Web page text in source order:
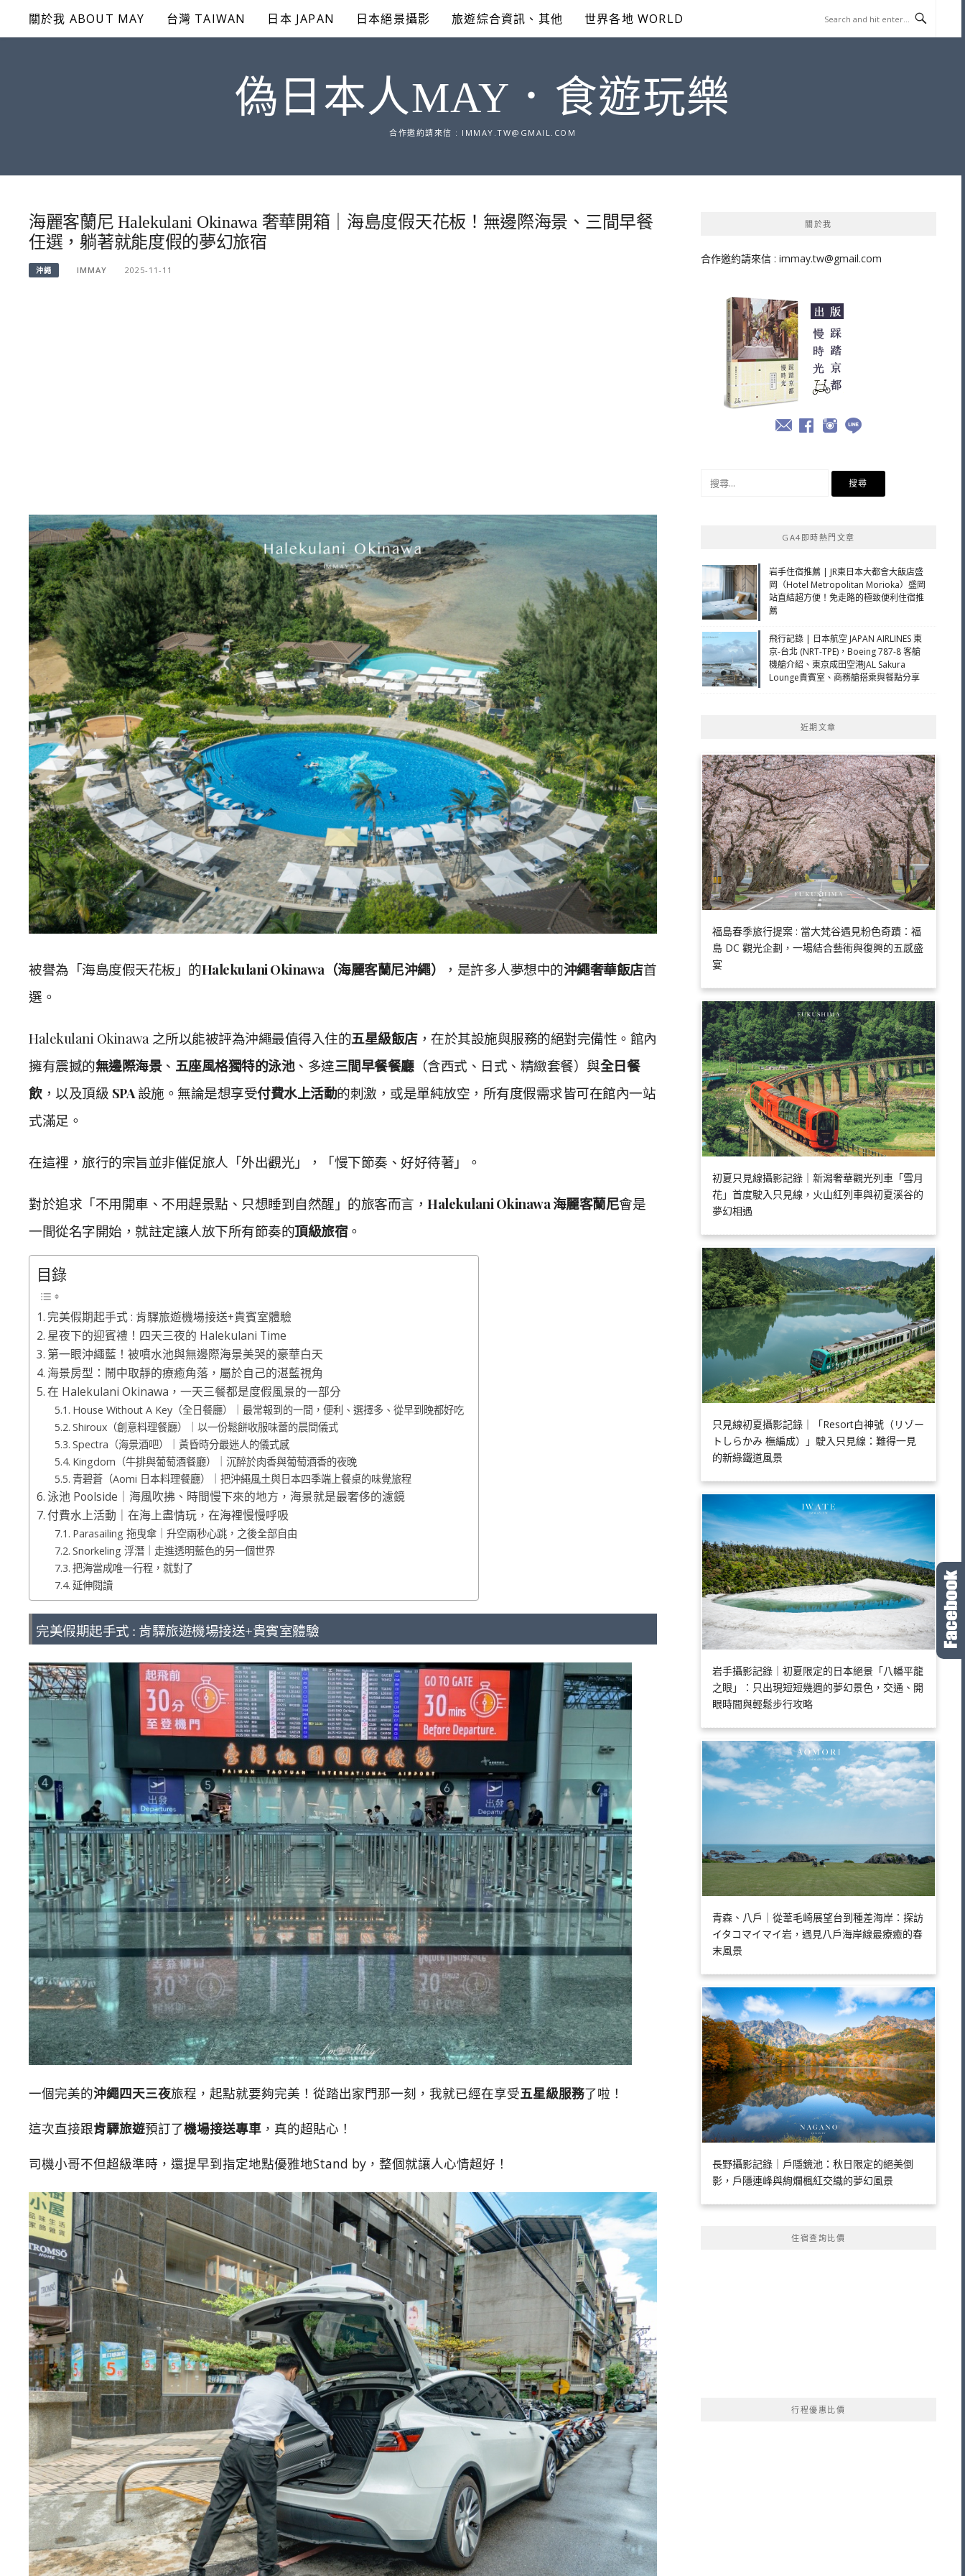
content
關於我 ABOUT MAY 台灣 TAIWAN 日本 JAPAN 日本絕景攝影 旅遊綜合資訊、其他 世界各地 WORLD
偽日本人MAY．食遊玩樂
合作邀約請來信 : IMMAY.TW@GMAIL.COM
海麗客蘭尼 Halekulani Okinawa 奢華開箱｜海島度假天花板！無邊際海景、三間早餐
任選，躺著就能度假的夢幻旅宿
沖繩 IMMAY 2025-11-11
被譽為「海島度假天花板」的Halekulani Okinawa（海麗客蘭尼沖繩） ，是許多人夢想中的沖繩奢華飯店首
選。
Halekulani Okinawa 之所以能被評為沖繩最值得入住的五星級飯店，在於其設施與服務的絕對完備性。館內
擁有震撼的無邊際海景、 五座風格獨特的泳池、多達三間早餐餐廳（含西式、日式、精緻套餐）與全日餐
飲，以及頂級 SPA設施。無論是想享受付費水上活動的刺激，或是單純放空，所有度假需求皆可在館內一站
式滿足。
在這裡，旅行的宗旨並非催促旅人「外出觀光」，「慢下節奏、好好待著」。
對於追求「不用開車、不用趕景點、只想睡到自然醒」的旅客而言， Halekulani Okinawa 海麗客蘭尼會是
一間從名字開始，就註定讓人放下所有節奏的頂級旅宿。
目錄
完美假期起手式 : 肯驛旅遊機場接送+貴賓室體驗
星夜下的迎賓禮！四天三夜的 Halekulani Time
第一眼沖繩藍！被噴水池與無邊際海景美哭的豪華白天
海景房型：鬧中取靜的療癒角落，屬於自己的湛藍視角
在 Halekulani Okinawa，一天三餐都是度假風景的一部分
House Without A Key（全日餐廳）｜最常報到的一間，便利、選擇多、從早到晚都好吃
Shiroux（創意料理餐廳）｜以一份鬆餅收服味蕾的晨間儀式
Spectra（海景酒吧）｜黃昏時分最迷人的儀式感
Kingdom（牛排與葡萄酒餐廳）｜沉醉於肉香與葡萄酒香的夜晚
青碧蒼（Aomi 日本料理餐廳）｜把沖繩風土與日本四季端上餐桌的味覺旅程
泳池 Poolside｜海風吹拂、時間慢下來的地方，海景就是最奢侈的濾鏡
付費水上活動｜在海上盡情玩，在海裡慢慢呼吸
Parasailing 拖曳傘｜升空兩秒心跳，之後全部自由
Snorkeling 浮潛｜走進透明藍色的另一個世界
把海當成唯一行程，就對了
延伸閱讀
完美假期起手式 : 肯驛旅遊機場接送+貴賓室體驗
一個完美的沖繩四天三夜旅程，起點就要夠完美！從踏出家門那一刻，我就已經在享受五星級服務了啦！
這次直接跟肯驛旅遊預訂了機場接送專車 ，真的超貼心！
司機小哥不但超級準時，還提早到指定地點優雅地Stand by，整個就讓人心情超好！
關於我
合作邀約請來信 : immay.tw@gmail.com
GA4即時熱門文章
岩手住宿推薦 | JR東日本大都會大飯店盛
岡（Hotel Metropolitan Morioka）盛岡
站直結超方便！免走路的極致便利住宿推
薦
飛行記錄 | 日本航空 JAPAN AIRLINES 東
京-台北 (NRT-TPE)，Boeing 787-8 客艙
機艙介紹、東京成田空港JAL Sakura
Lounge貴賓室、商務艙搭乘與餐點分享
近期文章
福島春季旅行提案 : 當大梵谷遇見粉色奇蹟：福
島 DC 觀光企劃，一場結合藝術與復興的五感盛
宴
初夏只見線攝影記錄｜新潟奢華觀光列車「雪月
花」首度駛入只見線，火山紅列車與初夏溪谷的
夢幻相遇
只見線初夏攝影記錄｜「Resort白神號（リゾー
トしらかみ 橅編成）」駛入只見線：難得一見
的新綠鐵道風景
岩手攝影記錄｜初夏限定的日本絕景「八幡平龍
之眼」：只出現短短幾週的夢幻景色，交通、開
眼時間與輕鬆步行攻略
青森、八戶｜從葦毛崎展望台到種差海岸：探訪
イタコマイマイ岩，遇見八戶海岸線最療癒的春
末風景
長野攝影記錄｜戶隱鏡池：秋日限定的絕美倒
影，戶隱連峰與絢爛楓紅交織的夢幻風景
住宿查詢比價
行程優惠比價